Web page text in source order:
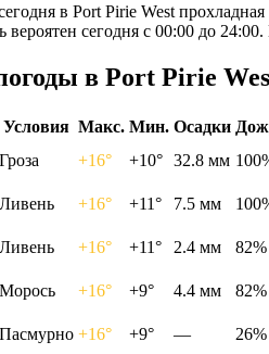
в Port Pirie West
вероятен сегодня с 00:00 до
в Port Pirie
Условия Макс. Мин. Осадки
Гроза +16° +10° 32.8 мм
Ливень +16° +11° 7.5 мм
Ливень +16° +11° 2.4 мм
82%
Морось +16° +9° 4.4 мм
82%
Пасмурно +16° +9° —
26%